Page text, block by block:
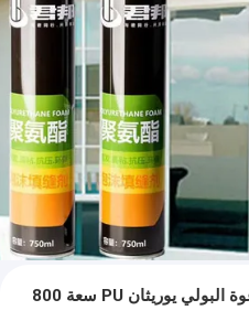
نافذة جاب مانعة للتسرب من رغوة البولي يوريثان PU سعة 800